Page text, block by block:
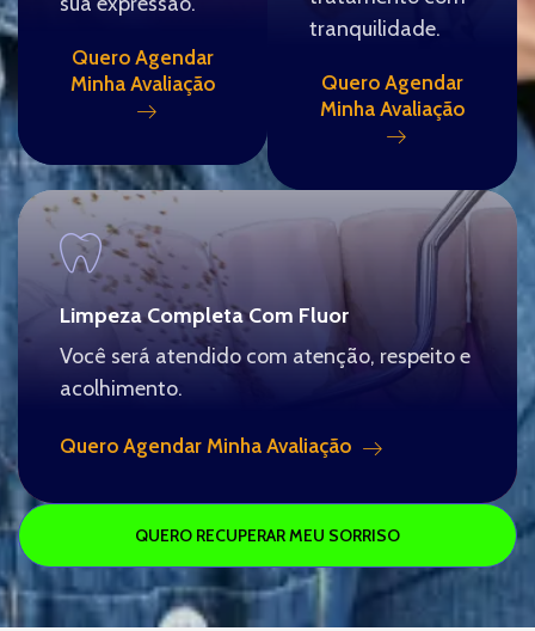
Quero Agendar
Minha Avaliação
tranquilidade.
Quero Agendar
Minha Avaliação
Limpeza Completa Com Fluor
Você será atendido com atenção, respeito e
acolhimento.
Quero Agendar Minha Avaliação
QUERO RECUPERAR MEU SORRISO